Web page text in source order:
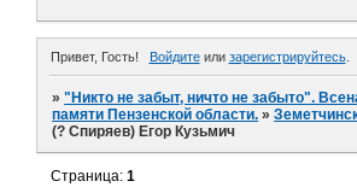
Привет, Гость! Войдитеили зарегистрируйтесь.
»"Никто не забыт, ничто не забыто".
памяти Пензенской области. »
(? Спиряев) Егор Кузьмич
Страница:1